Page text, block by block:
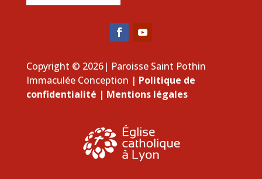
Copyright © 2026| Paroisse Saint Pothin
Immaculée Conception | Politique de
confidentialité | Mentions légales